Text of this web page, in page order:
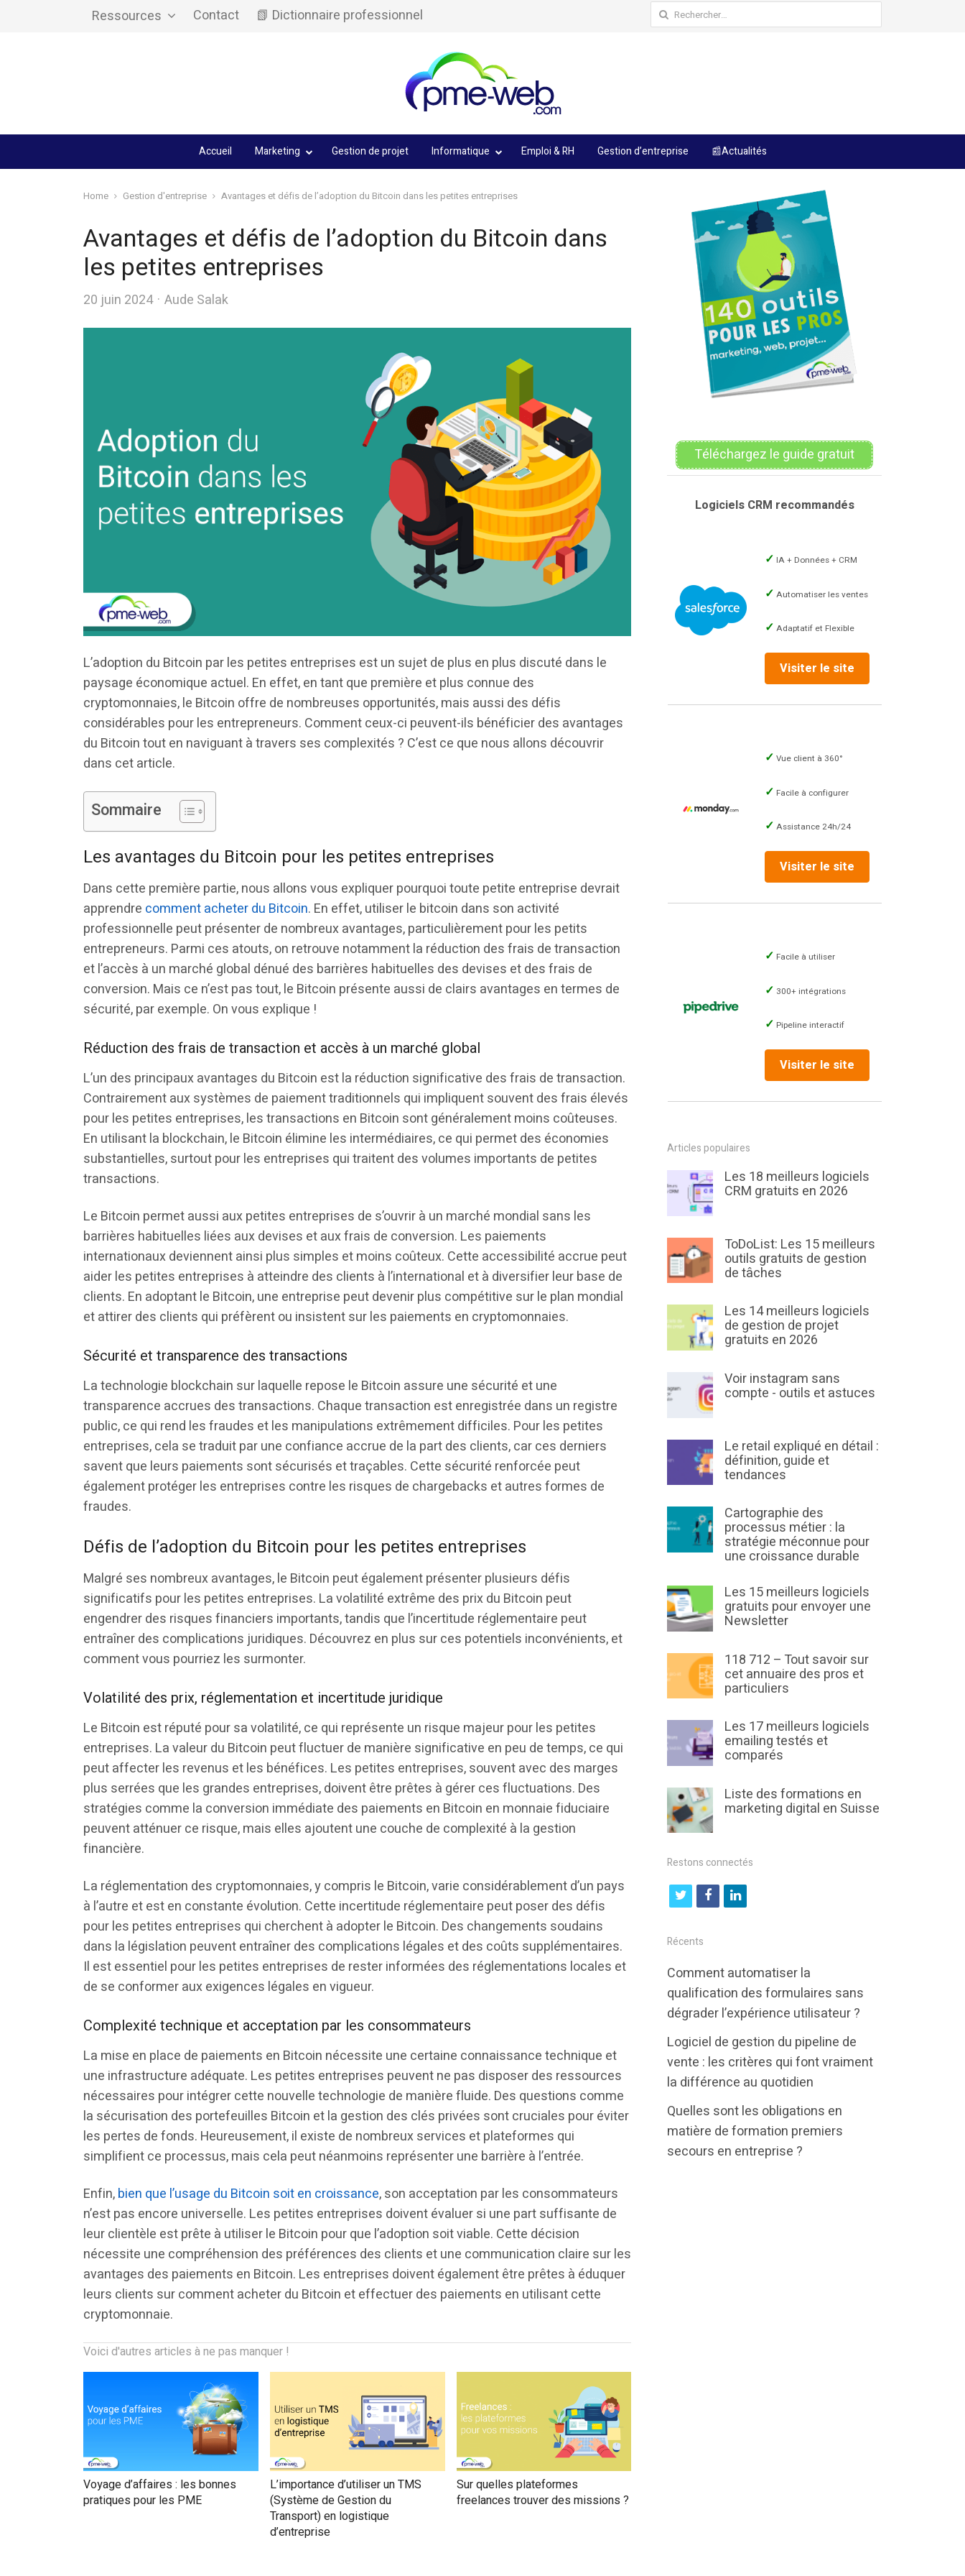
Ressources Contact 📗 Dictionnaire professionnel Rechercher :
Accueil Marketing Gestion de projet Informatique Emploi & RH Gestion d’entreprise 📰Actualités
Home Gestion d'entreprise Avantages et défis de l’adoption du Bitcoin dans les petites entreprises
Avantages et défis de l’adoption du Bitcoin dans
les petites entreprises
20 juin 2024 Author
Aude Salak
L’adoption du Bitcoin par les petites entreprises est un sujet de plus en plus discuté dans le
paysage économique actuel. En effet, en tant que première et plus connue des
cryptomonnaies, le Bitcoin offre de nombreuses opportunités, mais aussi des défis
considérables pour les entrepreneurs. Comment ceux-ci peuvent-ils bénéficier des avantages
du Bitcoin tout en naviguant à travers ses complexités ? C’est ce que nous allons découvrir
dans cet article.
Sommaire
Les avantages du Bitcoin pour les petites entreprises
Dans cette première partie, nous allons vous expliquer pourquoi toute petite entreprise devrait
apprendre comment acheter du Bitcoin. En effet, utiliser le bitcoin dans son activité
professionnelle peut présenter de nombreux avantages, particulièrement pour les petits
entrepreneurs. Parmi ces atouts, on retrouve notamment la réduction des frais de transaction
et l’accès à un marché global dénué des barrières habituelles des devises et des frais de
conversion. Mais ce n’est pas tout, le Bitcoin présente aussi de clairs avantages en termes de
sécurité, par exemple. On vous explique !
Réduction des frais de transaction et accès à un marché global
L’un des principaux avantages du Bitcoin est la réduction significative des frais de transaction.
Contrairement aux systèmes de paiement traditionnels qui impliquent souvent des frais élevés
pour les petites entreprises, les transactions en Bitcoin sont généralement moins coûteuses.
En utilisant la blockchain, le Bitcoin élimine les intermédiaires, ce qui permet des économies
substantielles, surtout pour les entreprises qui traitent des volumes importants de petites
transactions.
Le Bitcoin permet aussi aux petites entreprises de s’ouvrir à un marché mondial sans les
barrières habituelles liées aux devises et aux frais de conversion. Les paiements
internationaux deviennent ainsi plus simples et moins coûteux. Cette accessibilité accrue peut
aider les petites entreprises à atteindre des clients à l’international et à diversifier leur base de
clients. En adoptant le Bitcoin, une entreprise peut devenir plus compétitive sur le plan mondial
et attirer des clients qui préfèrent ou insistent sur les paiements en cryptomonnaies.
Sécurité et transparence des transactions
La technologie blockchain sur laquelle repose le Bitcoin assure une sécurité et une
transparence accrues des transactions. Chaque transaction est enregistrée dans un registre
public, ce qui rend les fraudes et les manipulations extrêmement difficiles. Pour les petites
entreprises, cela se traduit par une confiance accrue de la part des clients, car ces derniers
savent que leurs paiements sont sécurisés et traçables. Cette sécurité renforcée peut
également protéger les entreprises contre les risques de chargebacks et autres formes de
fraudes.
Défis de l’adoption du Bitcoin pour les petites entreprises
Malgré ses nombreux avantages, le Bitcoin peut également présenter plusieurs défis
significatifs pour les petites entreprises. La volatilité extrême des prix du Bitcoin peut
engendrer des risques financiers importants, tandis que l’incertitude réglementaire peut
entraîner des complications juridiques. Découvrez en plus sur ces potentiels inconvénients, et
comment vous pourriez les surmonter.
Volatilité des prix, réglementation et incertitude juridique
Le Bitcoin est réputé pour sa volatilité, ce qui représente un risque majeur pour les petites
entreprises. La valeur du Bitcoin peut fluctuer de manière significative en peu de temps, ce qui
peut affecter les revenus et les bénéfices. Les petites entreprises, souvent avec des marges
plus serrées que les grandes entreprises, doivent être prêtes à gérer ces fluctuations. Des
stratégies comme la conversion immédiate des paiements en Bitcoin en monnaie fiduciaire
peuvent atténuer ce risque, mais elles ajoutent une couche de complexité à la gestion
financière.
La réglementation des cryptomonnaies, y compris le Bitcoin, varie considérablement d’un pays
à l’autre et est en constante évolution. Cette incertitude réglementaire peut poser des défis
pour les petites entreprises qui cherchent à adopter le Bitcoin. Des changements soudains
dans la législation peuvent entraîner des complications légales et des coûts supplémentaires.
Il est essentiel pour les petites entreprises de rester informées des réglementations locales et
de se conformer aux exigences légales en vigueur.
Complexité technique et acceptation par les consommateurs
La mise en place de paiements en Bitcoin nécessite une certaine connaissance technique et
une infrastructure adéquate. Les petites entreprises peuvent ne pas disposer des ressources
nécessaires pour intégrer cette nouvelle technologie de manière fluide. Des questions comme
la sécurisation des portefeuilles Bitcoin et la gestion des clés privées sont cruciales pour éviter
les pertes de fonds. Heureusement, il existe de nombreux services et plateformes qui
simplifient ce processus, mais cela peut néanmoins représenter une barrière à l’entrée.
Enfin,bien que l’usage du Bitcoin soit en croissance, son acceptation par les consommateurs
n’est pas encore universelle. Les petites entreprises doivent évaluer si une part suffisante de
leur clientèle est prête à utiliser le Bitcoin pour que l’adoption soit viable. Cette décision
nécessite une compréhension des préférences des clients et une communication claire sur les
avantages des paiements en Bitcoin. Les entreprises doivent également être prêtes à éduquer
leurs clients sur comment acheter du Bitcoin et effectuer des paiements en utilisant cette
cryptomonnaie.
Voici d'autres articles à ne pas manquer !
Voyage d’affaires : les bonnes
pratiques pour les PME
L’importance d’utiliser un TMS
(Système de Gestion du
Transport) en logistique
d’entreprise
Sur quelles plateformes
freelances trouver des missions ?
Téléchargez le guide gratuit
Logiciels CRM recommandés
IA + Données + CRM
Automatiser les ventes
Adaptatif et Flexible
Visiter le site
Vue client à 360°
Facile à configurer
Assistance 24h/24
Visiter le site
Facile à utiliser
300+ intégrations
Pipeline interactif
Visiter le site
Articles populaires
Les 18 meilleurs logiciels
CRM gratuits en 2026
ToDoList: Les 15 meilleurs
outils gratuits de gestion
de tâches
Les 14 meilleurs logiciels
de gestion de projet
gratuits en 2026
Voir instagram sans
compte - outils et astuces
Le retail expliqué en détail :
définition, guide et
tendances
Cartographie des
processus métier : la
stratégie méconnue pour
une croissance durable
Les 15 meilleurs logiciels
gratuits pour envoyer une
Newsletter
118 712 – Tout savoir sur
cet annuaire des pros et
particuliers
Les 17 meilleurs logiciels
emailing testés et
comparés
Liste des formations en
marketing digital en Suisse
Restons connectés
t
i
t
e
r
f
b
o
k
l
k
e
d
n
Récents
Comment automatiser la
qualification des formulaires sans
dégrader l’expérience utilisateur ?
Logiciel de gestion du pipeline de
vente : les critères qui font vraiment
la différence au quotidien
Quelles sont les obligations en
matière de formation premiers
secours en entreprise ?